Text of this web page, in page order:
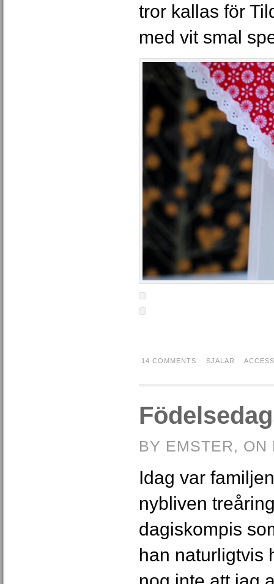
tror kallas för
med vit smal
14 COMMENTS SJALAR
BY EMSTER,
Idag var
nybliven
dagiskompis
han naturligtvis